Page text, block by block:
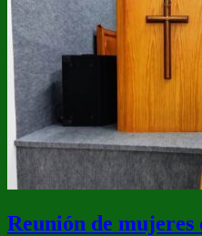
Reunión de mujeres